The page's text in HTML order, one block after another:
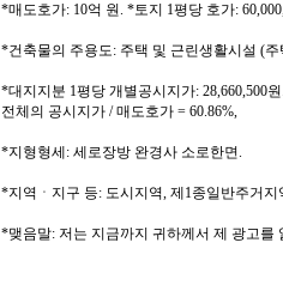
*매도호가: 10억 원. *토지 1평당 호가:
*건축물의 주용도: 주택 및 근린생활시설 (주
*대지지분 1평당 개별공시지가: 28,660,500
전체의 공시지가 / 매도호가 = 60.86%,
*지형형세: 세로장방 완경사 소로한면.
*지역ㆍ지구 등: 도시지역, 제1종일반주거
*맺음말: 저는 지금까지 귀하께서 제 광고를